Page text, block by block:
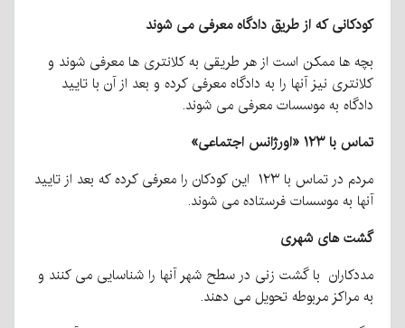
کودکانی که از طریق دادگاه معرفی می شوند
بچه ها ممکن است از هر طریقی به کلانتری ها معرفی شوند و
کلانتری نیز آنها را به دادگاه معرفی کرده و بعد از آن با تایید
دادگاه به موسسات معرفی می شوند.
تماس با ۱۲۳ «اورژانس اجتماعی»
مردم در تماس با ۱۲۳ این کودکان را معرفی کرده که بعد از تایید
آنها به موسسات فرستاده می شوند.
گشت های شهری
مددکاران با گشت زنی در سطح شهر آنها را شناسایی می کنند و
به مراکز مربوطه تحویل می دهند.